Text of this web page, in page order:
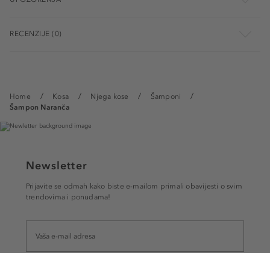
Home Kosa Njega kose
Šamponi
Šampon Naranča
RECENZIJE (0)
Newsletter
Prijavite se odmah kako biste e-mailom primali obavijesti o svim
trendovima i ponudama!